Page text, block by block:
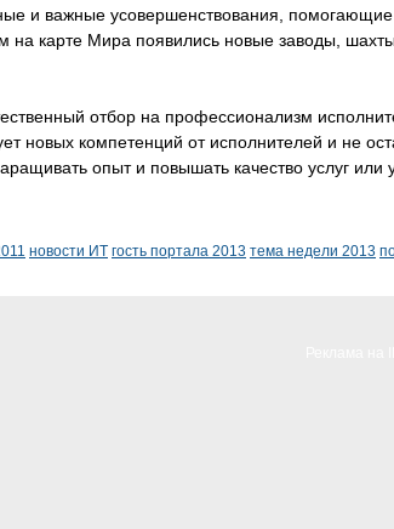
и важные усовершенствования,
на карте Мира появились новые заводы,
отбор на профессионализм
новых компетенций от исполнителей и не
опыт и повышать качество услуг или
новости ИТ гость портала 2013 тема недели 2013